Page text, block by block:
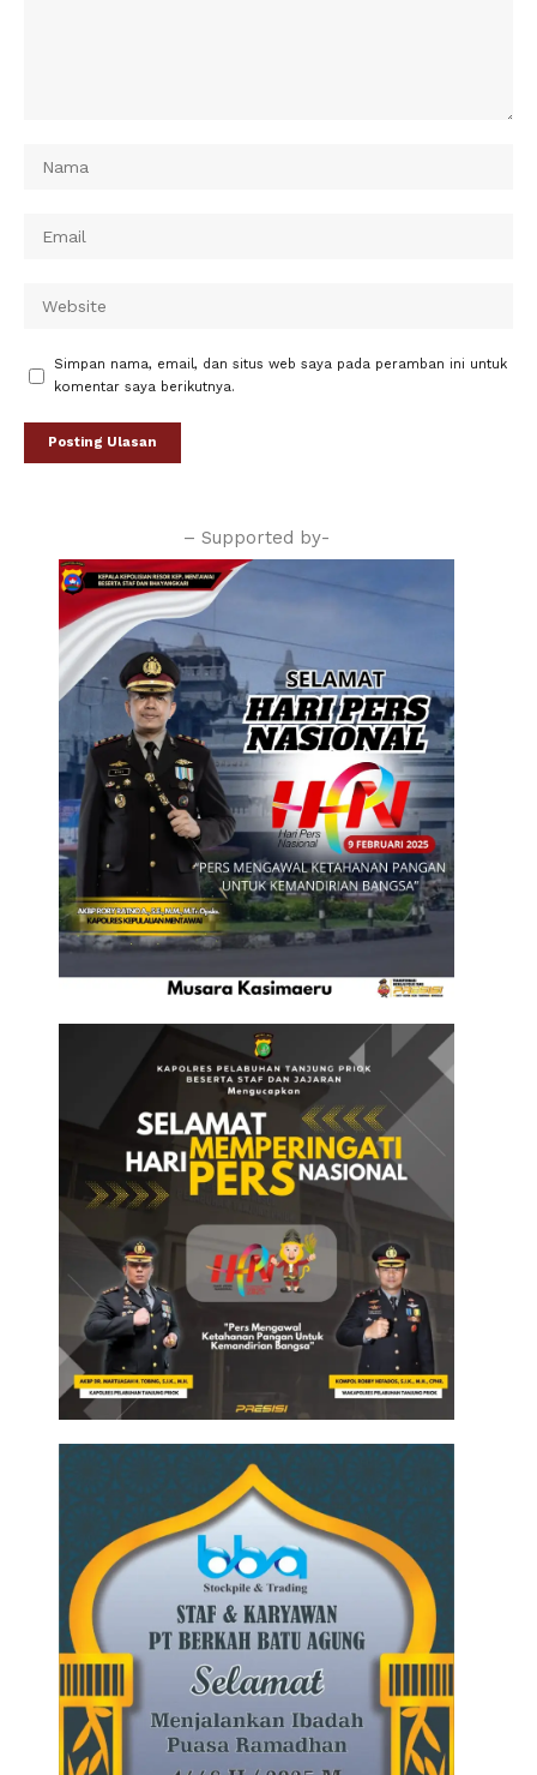
Simpan nama, email, dan situs web saya pada peramban ini untuk
komentar saya berikutnya.
– Supported by-